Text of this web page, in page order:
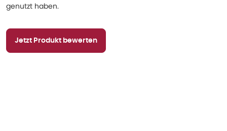
genutzt haben.
Jetzt Produkt bewerten